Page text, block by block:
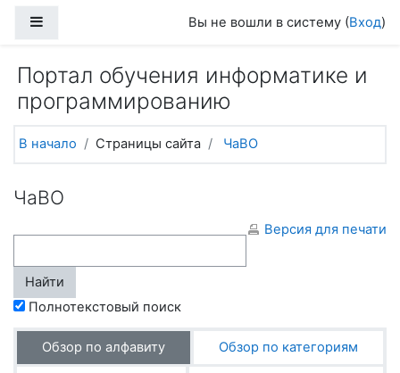
Вы не вошли в систему (Вход)
Портал обучения информатике и
программированию
В начало Страницы сайта ЧаВО
ЧаВО
Версия для печати
Полнотекстовый поиск
Обзор по алфавиту Обзор по категориям